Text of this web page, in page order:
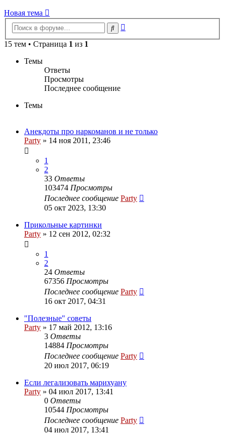
Новая
тема
Новая тема
Поиск
15 тем • Страница 1 из 1
Темы
Ответы
Просмотры
Последнее сообщение
Темы
Анекдоты про наркоманов и не только
Party » 14 ноя 2011, 23:46
1
2
33 Ответы
103474 Просмотры
Последнее сообщение Party
05 окт 2023, 13:30
Прикольные картинки
Party » 12 сен 2012, 02:32
1
2
24 Ответы
67356 Просмотры
Последнее сообщение Party
16 окт 2017, 04:31
"Полезные" советы
Party » 17 май 2012, 13:16
3 Ответы
14884 Просмотры
Последнее сообщение Party
20 июл 2017, 06:19
Если легализовать марихуану
Party » 04 июл 2017, 13:41
0 Ответы
10544 Просмотры
Последнее сообщение Party
04 июл 2017, 13:41